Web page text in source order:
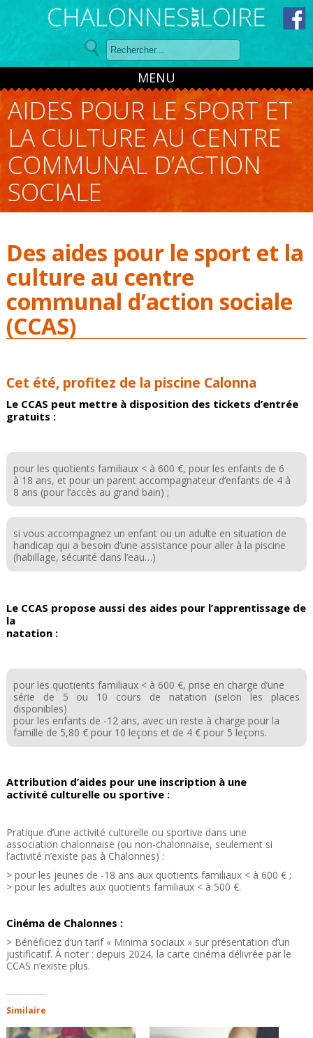
Panneau de gestion des cookies
MENU
AIDES POUR LE SPORT ET
LA CULTURE AU CENTRE
COMMUNAL D’ACTION
SOCIALE
Des aides pour le sport et la
culture au centre
communal d’action sociale
(CCAS)
Cet été, profitez de la piscine Calonna
Le CCAS peut mettre à disposition des tickets d’entrée
gratuits :
pour les quotients familiaux < à 600 €, pour les enfants de 6
à 18 ans, et pour un parent accompagnateur d’enfants de 4 à
8 ans (pour l’accès au grand bain) ;
si vous accompagnez un enfant ou un adulte en situation de
handicap qui a besoin d’une assistance pour aller à la piscine
(habillage, sécurité dans l’eau…)
Le CCAS propose aussi des aides pour l’apprentissage de
la
natation :
pour les quotients familiaux < à 600 €, prise en charge d’une
série de 5 ou 10 cours de natation (selon les places
disponibles)
pour les enfants de -12 ans, avec un reste à charge pour la
famille de 5,80 € pour 10 leçons et de 4 € pour 5 leçons.
Attribution d’aides pour une inscription à une
activité culturelle ou sportive :
Pratique d’une activité culturelle ou sportive dans une
association chalonnaise (ou non-chalonnaise, seulement si
l’activité n’existe pas à Chalonnes) :
> pour les jeunes de -18 ans aux quotients familiaux < à 600 € ;
> pour les adultes aux quotients familiaux < à 500 €.
Cinéma de Chalonnes :
> Bénéficiez d’un tarif « Minima sociaux » sur présentation d’un
justificatif. À noter : depuis 2024, la carte cinéma délivrée par le
CCAS n’existe plus.
Similaire